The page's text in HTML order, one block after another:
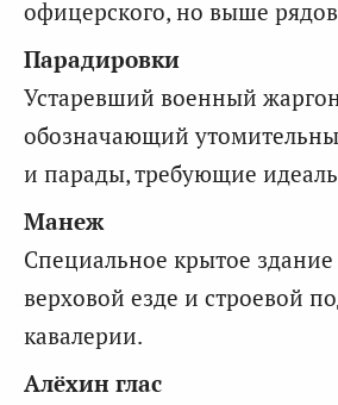
офицерского, но выше
Парадировки
Устаревший военный
обозначающий
и парады, требующие
Манеж
Специальное крытое
верховой езде и строевой
кавалерии.
Алёхин глас